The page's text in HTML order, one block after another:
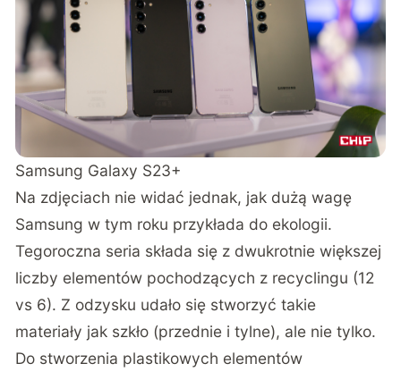
Samsung Galaxy S23+
Na zdjęciach nie widać jednak, jak dużą wagę
Samsung w tym roku przykłada do ekologii.
Tegoroczna seria składa się z dwukrotnie większej
liczby elementów pochodzących z recyclingu (12
vs 6). Z odzysku udało się stworzyć takie
materiały jak szkło (przednie i tylne), ale nie tylko.
Do stworzenia plastikowych elementów